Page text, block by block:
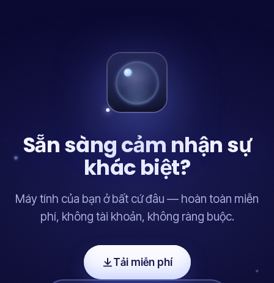
Sẵn sàng cảm nhận sự
khác biệt?
Máy tính của bạn ở bất cứ đâu — hoàn toàn miễn
phí, không tài khoản, không ràng buộc.
Tải miễn phí